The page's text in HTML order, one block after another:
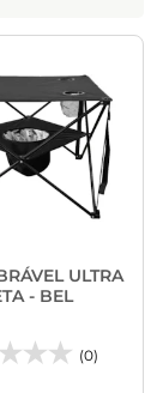
ULTRA
- BEL
(0)